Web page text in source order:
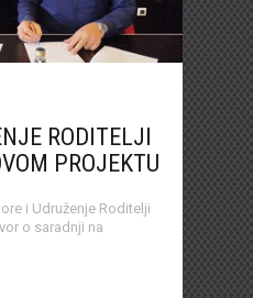
RODITELJI
PROJEKTU
i Udruženje Roditelji
o saradnji na